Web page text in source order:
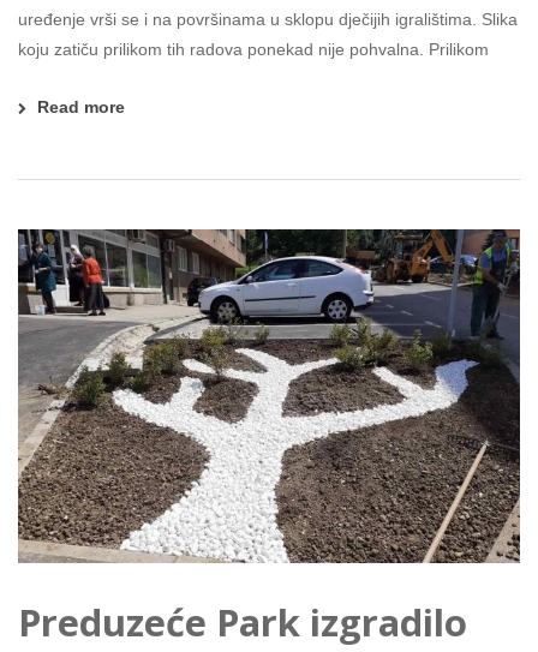
uređenje vrši se i na površinama u sklopu dječijih igralištima. Slika
koju zatiču prilikom tih radova ponekad nije pohvalna. Prilikom
Read more
Preduzeće Park izgradilo